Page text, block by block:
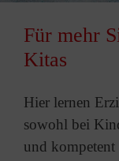
Für mehr
Kitas
Hier lernen
sowohl bei
und kompetent